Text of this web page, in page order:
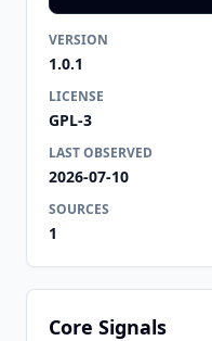
VERSION
1.0.1
LICENSE
GPL-3
LAST OBSERVED
2026-07-10
SOURCES
1
Core Signals